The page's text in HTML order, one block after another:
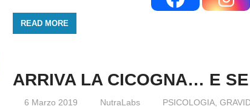
READ MORE
ARRIVA LA CICOGNA… E
6 Marzo 2019 NutraLabs PSICOLOGIA,